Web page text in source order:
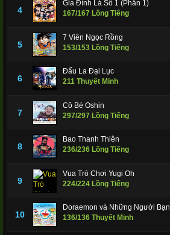
4
Gia Đình Là Số 1 (Phần 1)
167/167 Lồng Tiếng
5
7 Viên Ngọc Rồng
153/153 Lồng Tiếng
6
Đấu La Đại Lục
211 Thuyết Minh
7
Cô Bé Oshin
297/297 Lồng Tiếng
8
Bao Thanh Thiên
236/236 Lồng Tiếng
9
Vua Trò Chơi Yugi Oh
224/224 Lồng Tiếng
10
Doraemon và Những Người Bạn
136/136 Thuyết Minh